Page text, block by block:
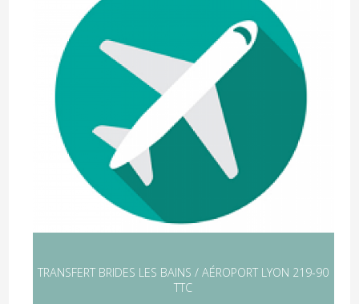
TRANSFERT BRIDES LES BAINS / AÉROPORT LYON 219-90
TTC